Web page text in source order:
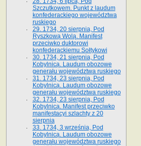
Szczutkowem. Punkt z laudum
konfederackiego województwa
ruskiego
29. 1734, 20 sierpnia, Pod
Ryszkową Wolą. Manifest
przeciwko duktorowi
konfederackiemu Sołtykowi
30. 1734, 21 sierpnia, Pod
Kobylnicą. Laudum obozowe
generału województwa ruskiego
31. 1734, 23 sierpnia, Pod
Kobylnicą. Laudum obozowe
generału województwa ruskiego
32. 1734, 23 sierpnia, Pod
Kobylnicą. Manifest przeciwko
manifestacyi szlachty z 20
sierpnia
33. 1734, 3 września, Pod
Kobylnicą. Laudum obozowe
generału województwa ruskiego